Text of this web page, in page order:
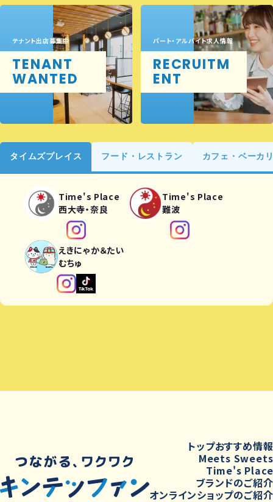
テナント出店募集中
TENANT
WANTED
パート・アルバイト求人情報
RECRUITM
ENT
タイムズプレイス フード・レストラン カフェ・ベーカ
Time's Place
西大寺・奈良
Time's Place
難波
えきにゃか＆たい
むちゅ
トップおすすめ情報
Meets Sweets
Time's Place
ブランドのご紹介
オンラインショップのご紹介